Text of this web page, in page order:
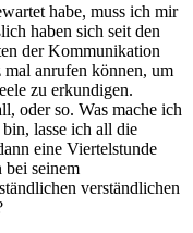
habe, muss ich mir
haben sich seit den
der Kommunikation
mal anrufen können, um
zu erkundigen.
oder so. Was mache ich
lasse ich all die
eine Viertelstunde
bei seinem
verständlichen